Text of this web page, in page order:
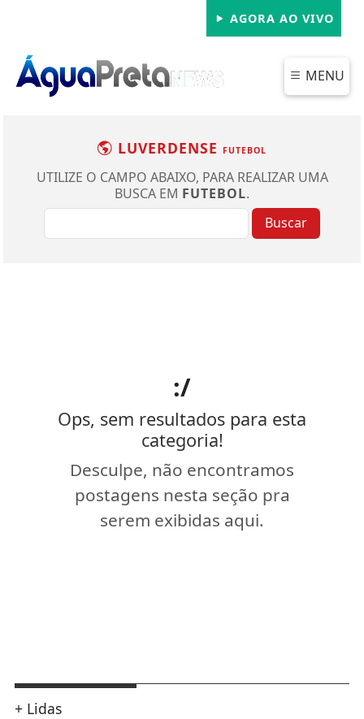
AGORA AO VIVO
MENU
LUVERDENSE FUTEBOL
UTILIZE O CAMPO ABAIXO, PARA REALIZAR UMA
BUSCA EM FUTEBOL.
Buscar
:/
Ops, sem resultados para esta
categoria!
Desculpe, não encontramos
postagens nesta seção pra
serem exibidas aqui.
+ Lidas